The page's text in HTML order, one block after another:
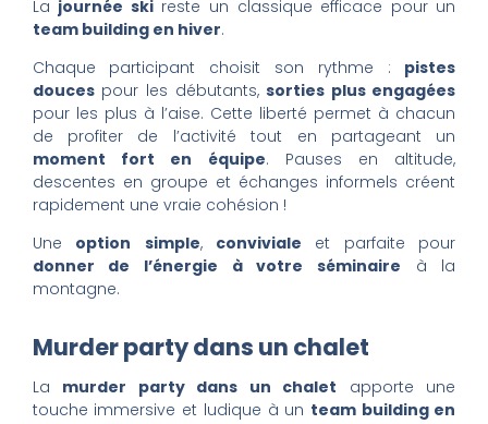
La journée skireste un classique efficace pour un
team building en hiver.
Chaque participant choisit son rythme : pistes
doucespour les débutants,sorties plus engagées
pour les plus à l’aise. Cette liberté permet à chacun
de profiter de l’activité tout en partageant un
moment fort en équipe. Pauses en altitude,
descentes en groupe et échanges informels créent
rapidement une vraie cohésion !
Une option simple, conviviale et parfaite pour
donner de l’énergie à votre séminaire à la
montagne.
Murder party dans un chalet
La murder party dans un chalet apporte une
touche immersive et ludique à un team building en